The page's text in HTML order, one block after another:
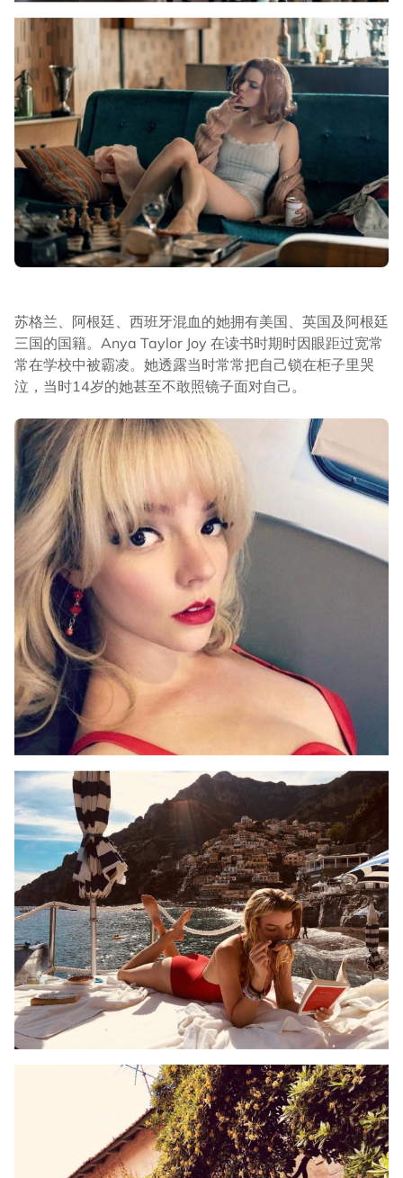
苏格兰、阿根廷、西班牙混血的她拥有美国、英国及阿根廷
三国的国籍。Anya Taylor Joy 在读书时期时因眼距过宽常
常在学校中被霸凌。她透露当时常常把自己锁在柜子里哭
泣，当时14岁的她甚至不敢照镜子面对自己。